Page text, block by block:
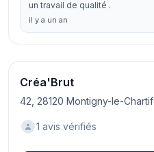
un travail de qualité .
il y a un an
Créa'Brut
42, 28120 Montigny-le-Chartif
1 avis vérifiés